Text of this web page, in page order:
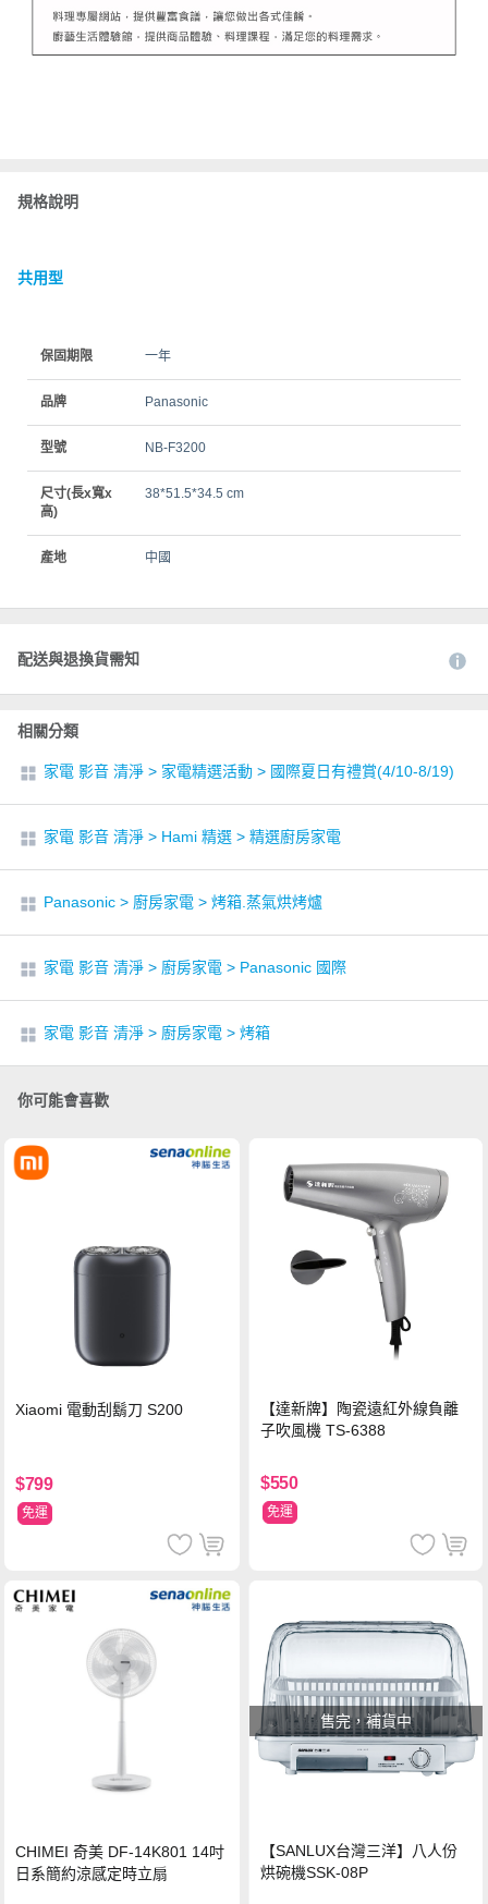
規格說明
共用型
保固期限 一年
品牌 Panasonic
型號 NB-F3200
尺寸(長x寬x
高)
38*51.5*34.5 cm
產地 中國
配送與退換貨需知
相關分類
家電 影音 清淨 > 家電精選活動 > 國際夏日有禮賞(4/10-8/19)
家電 影音 清淨 > Hami 精選 > 精選廚房家電
Panasonic > 廚房家電 > 烤箱.蒸氣烘烤爐
家電 影音 清淨 > 廚房家電 > Panasonic 國際
家電 影音 清淨 > 廚房家電 > 烤箱
你可能會喜歡
Xiaomi 電動刮鬍刀 S200
$799
免運
【達新牌】陶瓷遠紅外線負離
子吹風機 TS-6388
$550
免運
CHIMEI 奇美 DF-14K801 14吋
日系簡約涼感定時立扇
售完，補貨中
【SANLUX台灣三洋】八人份
烘碗機SSK-08P